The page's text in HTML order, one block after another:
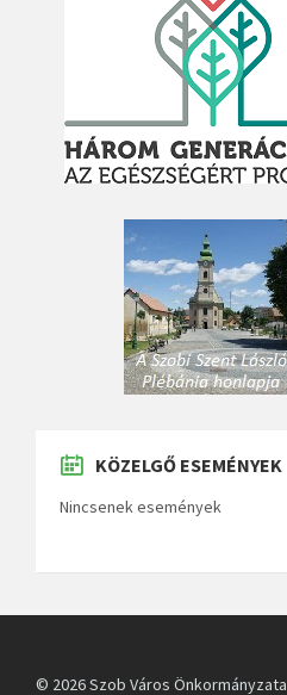
KÖZELGŐ ESEMÉNYEK
Nincsenek események
© 2026 Szob Város Önkormányzata